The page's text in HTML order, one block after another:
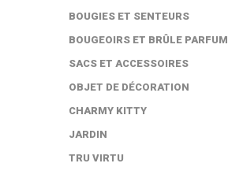
BOUGIES ET SENTEURS
BOUGEOIRS ET BRÛLE PARFUM
SACS ET ACCESSOIRES
OBJET DE DÉCORATION
CHARMY KITTY
JARDIN
TRU VIRTU